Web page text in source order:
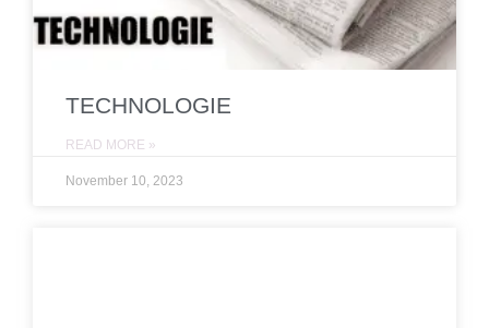
TECHNOLOGIE
READ MORE »
November 10, 2023